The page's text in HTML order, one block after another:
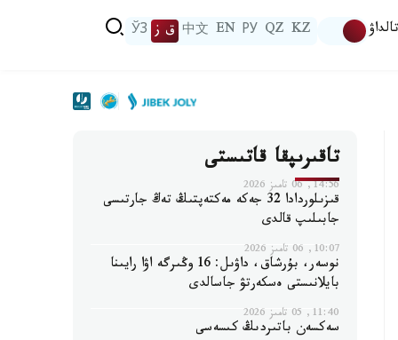
تالداۋ KZ
QZ
РУ
EN
中文 ق ز ЎЗ
تاقىرىپقا قاتىستى
14:56, 06 تامىز 2026
قىزىلوردادا 32 جەكە مەكتەپتىڭ تەڭ جارتىسى
جابىلىپ قالدى
10:07, 06 تامىز 2026
نوسەر، بۇرشاق، داۋىل: 16 وڭىرگە اۋا رايىنا
بايلانىستى ەسكەرتۋ جاسالدى
11:40, 05 تامىز 2026
سەكسەن باتىردىڭ كىسەسى